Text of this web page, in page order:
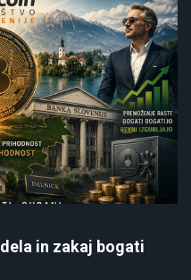
in zakaj bogati